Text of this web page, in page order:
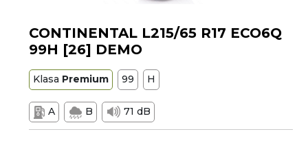
CONTINENTAL L215/65 R17 ECO6Q
99H [26] DEMO
Klasa Premium 99 H
A B 71 dB